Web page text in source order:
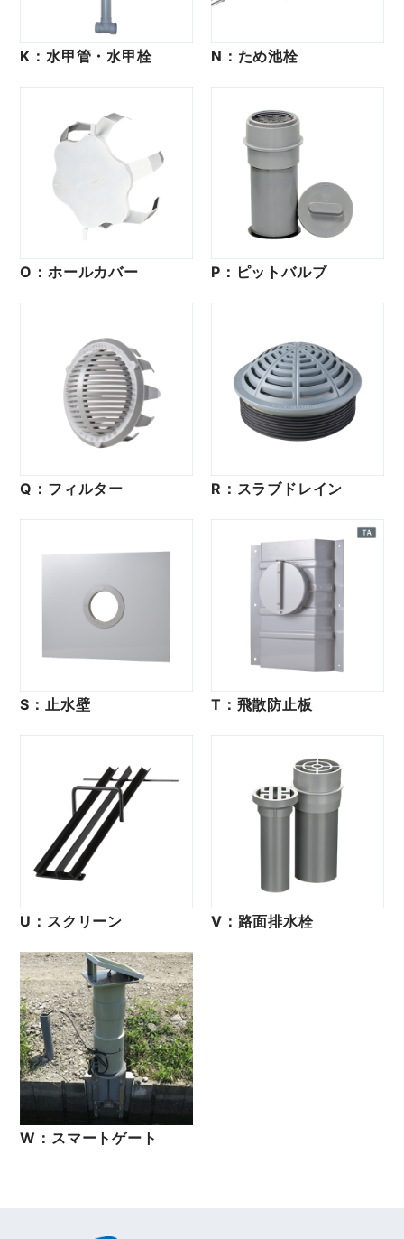
K：水甲管・水甲栓 N：ため池栓
O：ホールカバー P：ピットバルブ
Q：フィルター R：スラブドレイン
S：止水壁 T：飛散防止板
U：スクリーン V：路面排水栓
W：スマートゲート